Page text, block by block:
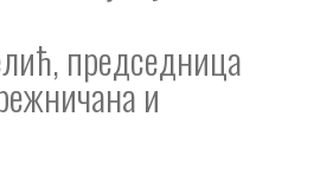
председница
и